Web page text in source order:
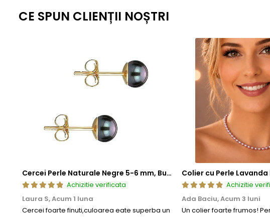
CE SPUN CLIENȚII NOȘTRI
Cercei Perle Naturale Negre 5-6 mm, Buton AAA, Aur 14K (aur 585), Tip Șurub | KASKADDA®
Achizitie verificata
Laura S,Acum 1 luna
Cercei foarte finuti,culoarea eate superba un
Achizitie
Ada Baciu,Acum 3 luni
Un colier foarte frumos!